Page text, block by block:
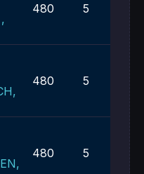
480 5
480 5
480 5